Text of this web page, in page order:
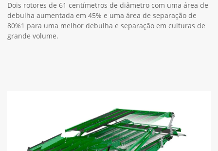
Dois rotores de 61 centímetros de diâmetro com uma área de
debulha aumentada em 45% e uma área de separação de
80%1 para uma melhor debulha e separação em culturas de
grande volume.